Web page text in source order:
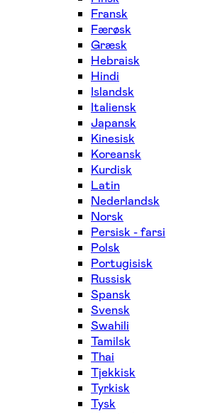
Fransk
Færøsk
Græsk
Hebraisk
Hindi
Islandsk
Italiensk
Japansk
Kinesisk
Koreansk
Kurdisk
Latin
Nederlandsk
Norsk
Persisk - farsi
Polsk
Portugisisk
Russisk
Spansk
Svensk
Swahili
Tamilsk
Thai
Tjekkisk
Tyrkisk
Tysk